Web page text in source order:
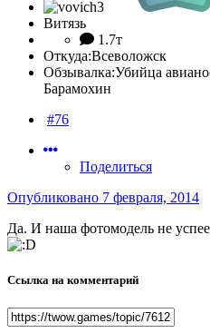
Витязь
1.7т
Откуда:Всеволожск
Обзывалка:Убийца
Барамохин
#76
Поделиться
Опубликовано 7 февраля, 2014
Да. И наша фотомодель не
Ссылка на комментарий